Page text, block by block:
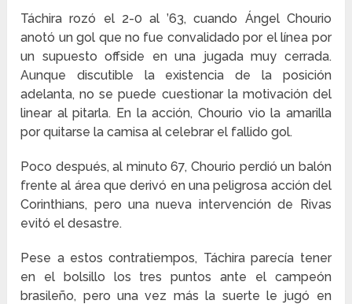
Táchira rozó el 2-0 al ’63, cuando Ángel Chourio
anotó un gol que no fue convalidado por el línea por
un supuesto offside en una jugada muy cerrada.
Aunque discutible la existencia de la posición
adelanta, no se puede cuestionar la motivación del
linear al pitarla. En la acción, Chourio vio la amarilla
por quitarse la camisa al celebrar el fallido gol.
Poco después, al minuto 67, Chourio perdió un balón
frente al área que derivó en una peligrosa acción del
Corinthians, pero una nueva intervención de Rivas
evitó el desastre.
Pese a estos contratiempos, Táchira parecía tener
en el bolsillo los tres puntos ante el campeón
brasileño, pero una vez más la suerte le jugó en